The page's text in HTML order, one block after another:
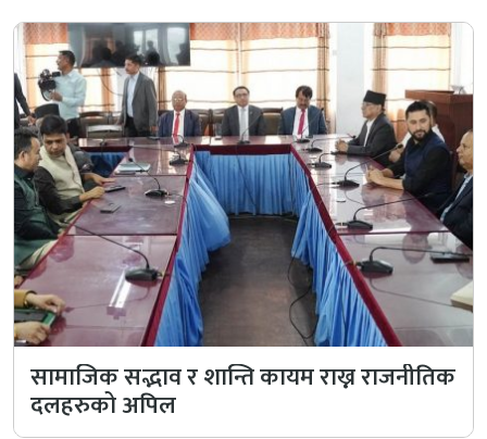
सामाजिक सद्भाव र शान्ति कायम राख्न राजनीतिक
दलहरुको अपिल